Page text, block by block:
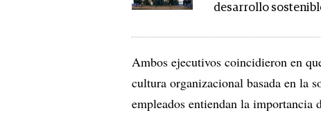
desarrollo
Ambos ejecutivos coincidieron en
cultura organizacional basada en la
empleados entiendan la